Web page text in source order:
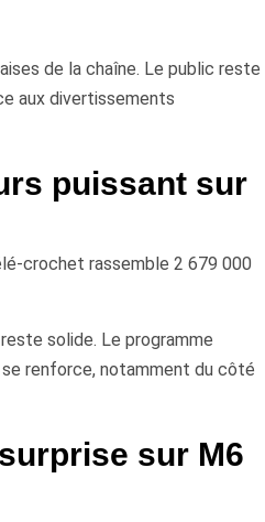
de la chaîne. Le public reste
aux divertissements
puissant sur
crochet rassemble 2 679 000
solide. Le programme
renforce, notamment du côté
sur M6